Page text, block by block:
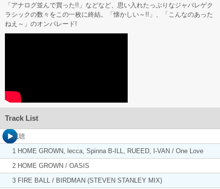
「アナログ並んで買った!!」などなど、思い入れたっぷりなジャパレゲク
ラシックの数々をこの一枚に終結。「懐かしい～!!」、「こんなのあった
ねえ～」のオンパレード!
Track List
試聴
1 HOME GROWN, lecca, Spinna B-ILL, RUEED, I-VAN / One Love
2 HOME GROWN / OASIS
3 FIRE BALL / BIRDMAN (STEVEN STANLEY MIX)